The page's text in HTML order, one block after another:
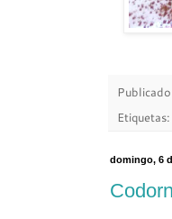
Etiquetas:
domingo, 6